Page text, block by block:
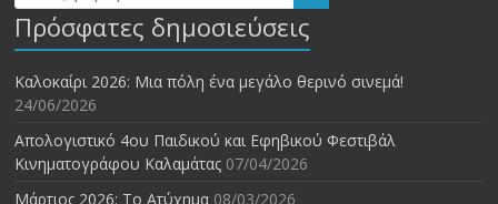
Πρόσφατες δημοσιεύσεις
Καλοκαίρι 2026: Μια πόλη ένα μεγάλο θερινό σινεμά!
24/06/2026
Απολογιστικό 4ου Παιδικού και Εφηβικού Φεστιβάλ
Κινηματογράφου Καλαμάτας 07/04/2026
Μάρτιος 2026: Το Ατύχημα 08/03/2026